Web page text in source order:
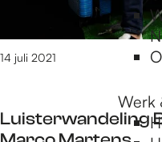
Werk
r
t
0
2
t
r
o
Luisterwandeling
14 juli 2021